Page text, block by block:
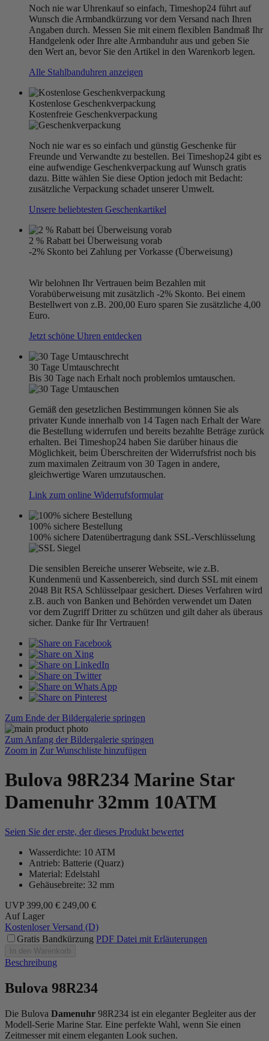
Noch nie war Uhrenkauf so einfach, Timeshop24 führt auf
Wunsch die Armbandkürzung vor dem Versand nach Ihren
Angaben durch. Messen Sie mit einem flexiblen Bandmaß Ihr
Handgelenk oder Ihre alte Armbanduhr aus und geben Sie
den Wert an, bevor Sie den Artikel in den Warenkorb legen.
Alle Stahlbanduhren anzeigen
Kostenlose Geschenkverpackung
Kostenfreie Geschenkverpackung
Noch nie war es so einfach und günstig Geschenke für
Freunde und Verwandte zu bestellen. Bei Timeshop24 gibt es
eine aufwendige Geschenkverpackung auf Wunsch gratis
dazu. Bitte wählen Sie diese Option jedoch mit Bedacht:
zusätzliche Verpackung schadet unserer Umwelt.
Unsere beliebtesten Geschenkartikel
2 % Rabatt bei Überweisung vorab
-2% Skonto bei Zahlung per Vorkasse (Überweisung)
Wir belohnen Ihr Vertrauen beim Bezahlen mit
Vorabüberweisung mit zusätzlich -2% Skonto. Bei einem
Bestellwert von z.B. 200,00 Euro sparen Sie zusätzliche 4,00
Euro.
Jetzt schöne Uhren entdecken
30 Tage Umtauschrecht
Bis 30 Tage nach Erhalt noch problemlos umtauschen.
Gemäß den gesetzlichen Bestimmungen können Sie als
privater Kunde innerhalb von 14 Tagen nach Erhalt der Ware
die Bestellung widerrufen und bereits bezahlte Beträge zurück
erhalten. Bei Timeshop24 haben Sie darüber hinaus die
Möglichkeit, beim Überschreiten der Widerrufsfrist noch bis
zum maximalen Zeitraum von 30 Tagen in andere,
gleichwertige Waren umzutauschen.
Link zum online Widerrufsformular
100% sichere Bestellung
100% sichere Datenübertragung dank SSL-Verschlüsselung
Die sensiblen Bereiche unserer Webseite, wie z.B.
Kundenmenü und Kassenbereich, sind durch SSL mit einem
2048 Bit RSA Schlüsselpaar gesichert. Dieses Verfahren wird
z.B. auch von Banken und Behörden verwendet um Daten
vor dem Zugriff Dritter zu schützen und gilt daher als überaus
sicher. Danke für Ihr Vertrauen!
Zum Ende der Bildergalerie springen
Zum Anfang der Bildergalerie springen
Zoom in Zur Wunschliste hinzufügen
Bulova 98R234 Marine Star
Damenuhr 32mm 10ATM
Seien Sie der erste, der dieses Produkt bewertet
Wasserdichte: 10 ATM
Antrieb: Batterie (Quarz)
Material: Edelstahl
Gehäusebreite: 32 mm
UVP 399,00 € 249,00 €
Auf Lager
Kostenloser Versand (D)
Gratis Bandkürzung PDF Datei mit Erläuterungen
In den Warenkorb
Beschreibung
Bulova 98R234
Die Bulova Damenuhr 98R234 ist ein eleganter Begleiter aus der
Modell-Serie Marine Star. Eine perfekte Wahl, wenn Sie einen
Zeitmesser mit einem eleganten Look suchen.